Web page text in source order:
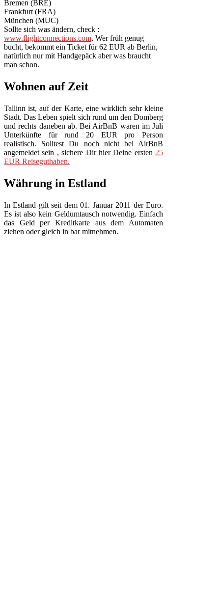
Bremen (BRE)
Frankfurt (FRA)
München (MUC)
Sollte sich was ändern, check :
www.flightconnections.com. Wer früh genug
bucht, bekommt ein Ticket für 62 EUR ab Berlin,
natürlich nur mit Handgepäck aber was braucht
man schon.
Wohnen auf Zeit
Tallinn ist, auf der Karte, eine wirklich sehr kleine
Stadt. Das Leben spielt sich rund um den Domberg
und rechts daneben ab. Bei AirBnB waren im Juli
Unterkünfte für rund 20 EUR pro Person
realistisch. Solltest Du noch nicht bei AirBnB
angemeldet sein , sichere Dir hier Deine ersten 25
EUR Reiseguthaben.
Währung in Estland
In Estland gilt seit dem 01. Januar 2011 der Euro.
Es ist also kein Geldumtausch notwendig. Einfach
das Geld per Kreditkarte aus dem Automaten
ziehen oder gleich in bar mitnehmen.